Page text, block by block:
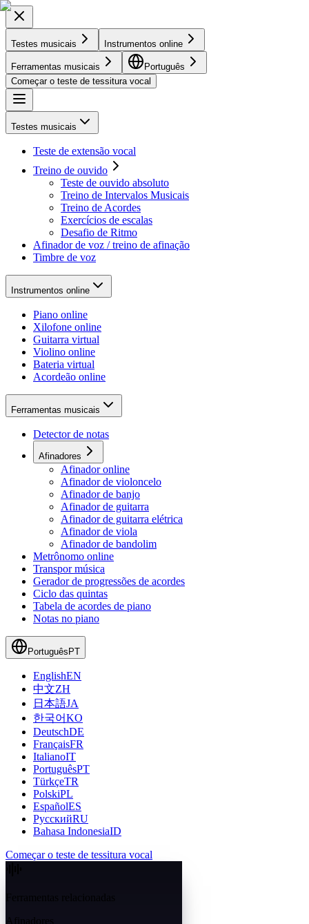
Testes musicais Instrumentos online
Ferramentas musicais
Português
Começar o teste de tessitura vocal
Testes musicais
Teste de extensão vocal
Treino de ouvido
Teste de ouvido absoluto
Treino de Intervalos Musicais
Treino de Acordes
Exercícios de escalas
Desafio de Ritmo
Afinador de voz / treino de afinação
Timbre de voz
Instrumentos online
Piano online
Xilofone online
Guitarra virtual
Violino online
Bateria virtual
Acordeão online
Ferramentas musicais
Detector de notas
Afinadores
Afinador online
Afinador de violoncelo
Afinador de banjo
Afinador de guitarra
Afinador de guitarra elétrica
Afinador de viola
Afinador de bandolim
Metrônomo online
Transpor música
Gerador de progressões de acordes
Ciclo das quintas
Tabela de acordes de piano
Notas no piano
Português PT
EnglishEN
中文ZH
日本語JA
한국어KO
DeutschDE
FrançaisFR
ItalianoIT
PortuguêsPT
TürkçeTR
PolskiPL
EspañolES
РусскийRU
Bahasa IndonesiaID
Começar o teste de tessitura vocal
Afinadores